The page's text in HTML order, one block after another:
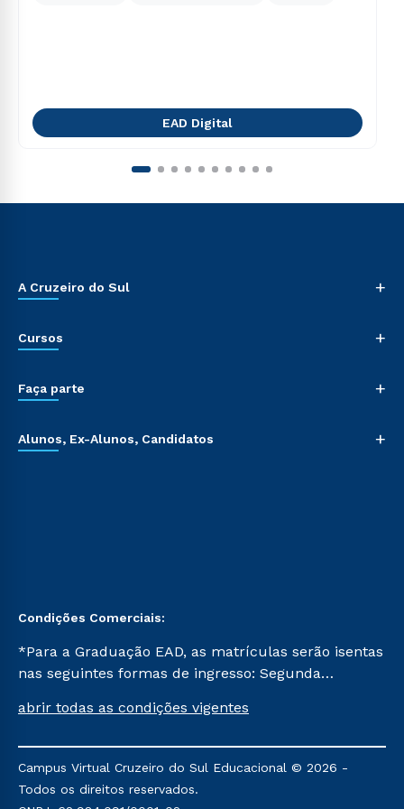
EAD Digital
A Cruzeiro do Sul +
Cursos +
Faça parte +
Alunos, Ex-Alunos, Candidatos +
Condições Comerciais:
*Para a Graduação EAD, as matrículas serão isentas
nas seguintes formas de ingresso: Segunda
Já para as demais, a taxa de matrícula será de R$
mencionadas são referentes aos cursos: Ensino
Religioso, Geografia para a Docência e Metodologia
do Ensino de História: Questões Atuais.
abrir todas as condições vigentes
Campus Virtual Cruzeiro do Sul Educacional © 2026 -
Todos os direitos reservados.